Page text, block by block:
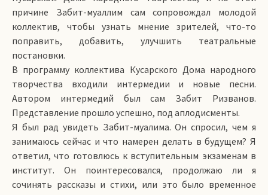
причине Забит-муаллим сам сопровождал молодой
коллектив, чтобы узнать мнение зрителей, что-то
поправить, добавить, улучшить театральные
постановки.
В программу коллектива Кусарского Дома народного
творчества входили интермедии и новые песни.
Автором интермедий был сам Забит Ризванов.
Представление прошло успешно, под аплодисменты.
Я был рад увидеть Забит-муалима. Он спросил, чем я
занимаюсь сейчас и что намерен делать в будущем? Я
ответил, что готовлюсь к вступительным экзаменам в
институт. Он поинтересовался, продолжаю ли я
сочинять рассказы и стихи, или это было временное